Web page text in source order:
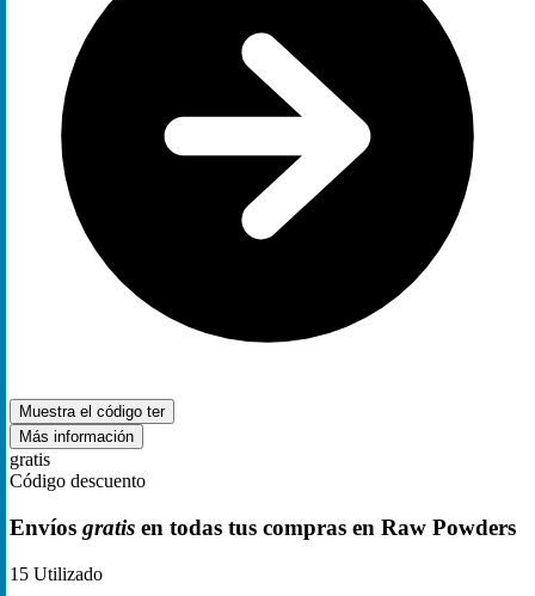
Muestra el código ter
Más información
gratis
Código descuento
Envíos gratis en todas tus compras en Raw Powders
15 Utilizado